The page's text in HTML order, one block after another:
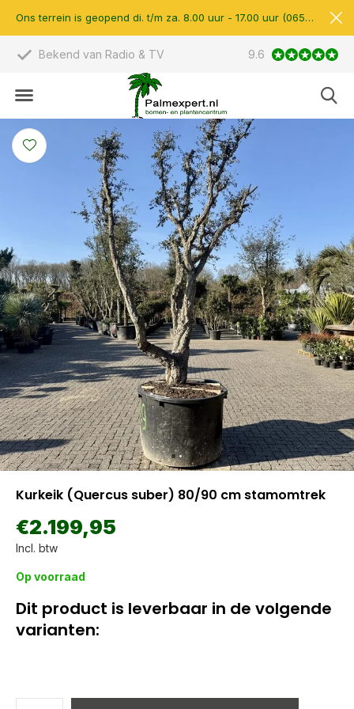
Scherpe prijzen & eigen import
9.6
Ons terrein is geopend di. t/m za. 8.00 uur - 17.00 uur (0657510597)
Kurkeik (Quercus suber) 80/90 cm stamomtrek
€2.199,95
Incl. btw
Op voorraad
Dit product is leverbaar in de volgende
varianten: